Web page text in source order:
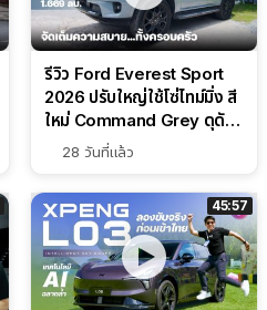
รีวิว Ford Everest Sport
2026 ปรับใหญ่ใช้โซ่ไทม์มิ่ง สี
ใหม่ Command Grey ดุดัน
สไตล์ครอบครัวสายลุย
28 วันที่แล้ว
45:57